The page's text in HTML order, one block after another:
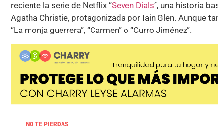
reciente la serie de Netflix “Seven Dials”, una historia
Agatha Christie, protagonizada por Iain Glen. Aunque
“La monja guerrera”, “Carmen” o “Curro Jiménez”.
NO TE PIERDAS